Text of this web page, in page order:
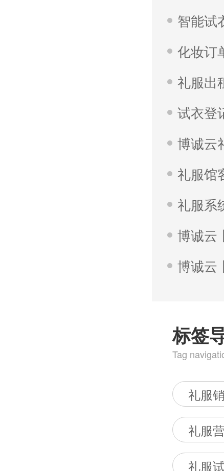
化妆订
礼服出
试衣登
礼服馆
标签
Tag
礼服
礼服
礼服